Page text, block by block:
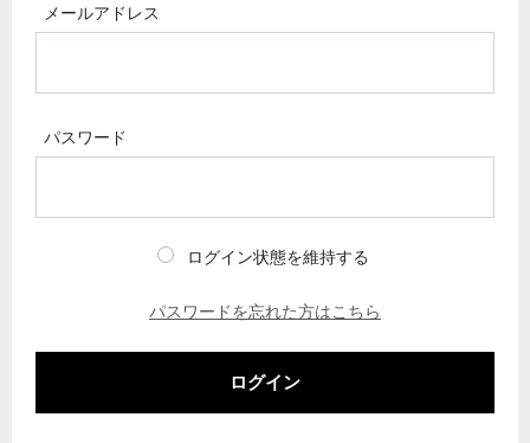
メールアドレス
パスワード
ログイン状態を維持する
パスワードを忘れた方はこちら
ログイン